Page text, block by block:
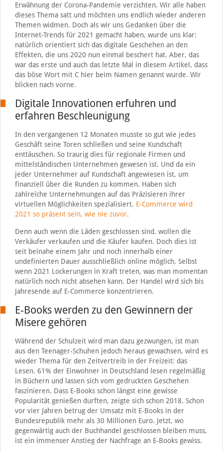
Erwähnung der Corona-Pandemie verzichten. Wir alle haben
dieses Thema satt und möchten uns endlich wieder anderen
Themen widmen. Doch als wir uns Gedanken über die
Internet-Trends für 2021 gemacht haben, wurde uns klar:
natürlich orientiert sich das digitale Geschehen an den
Effekten, die uns 2020 nun einmal beschert hat. Aber, das
war das erste und auch das letzte Mal in diesem Artikel, dass
das böse Wort mit C hier beim Namen genannt wurde. Wir
blicken nach vorne.
Digitale Innovationen erfuhren und
erfahren Beschleunigung
In den vergangenen 12 Monaten musste so gut wie jedes
Geschäft seine Toren schließen und seine Kundschaft
enttäuschen. So traurig dies für regionale Firmen und
mittelständischen Unternehmen gewesen ist. Und da ein
jeder Unternehmer auf Kundschaft angewiesen ist, um
finanziell über die Runden zu kommen. Haben sich
zahlreiche Unternehmungen auf das Präzisieren ihrer
virtuellen Möglichkeiten spezialisiert. E-Commerce wird
2021 so präsent sein, wie nie zuvor.
Denn auch wenn die Läden geschlossen sind, wollen die
Verkäufer verkaufen und die Käufer kaufen. Doch dies ist
seit beinahe einem Jahr und noch innerhalb einer
undefinierten Dauer ausschließlich online möglich. Selbst
wenn 2021 Lockerungen in Kraft treten, was man momentan
natürlich noch nicht absehen kann. Der Handel wird sich bis
Jahresende auf E-Commerce konzentrieren.
E-Books werden zu den Gewinnern der
Misere gehören
Während der Schulzeit wird man dazu gezwungen, ist man
aus den Teenager-Schuhen jedoch heraus gewachsen, wird es
wieder Thema für den Zeitvertreib in der Freizeit: das
Lesen. 61% der Einwohner in Deutschland lesen regelmäßig
in Büchern und lassen sich vom gedruckten Geschehen
faszinieren. Dass E-Books schon längst eine gewisse
Popularität genießen durften, zeigte sich schon 2018. Schon
vor vier Jahren betrug der Umsatz mit E-Books in der
Bundesrepublik mehr als 30 Millionen Euro. Jetzt, wo
gegenwärtig auch der Buchhandel geschlossen bleiben muss,
ist ein immenser Anstieg der Nachfrage an E-Books gewiss.